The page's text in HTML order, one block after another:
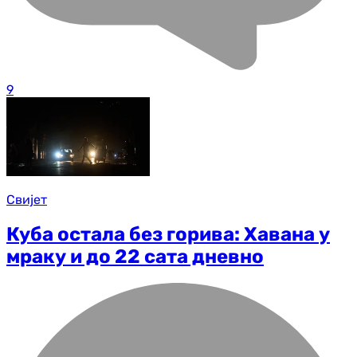
9
Свијет
Куба остала без горива: Хавана у
мраку и до 22 сата дневно